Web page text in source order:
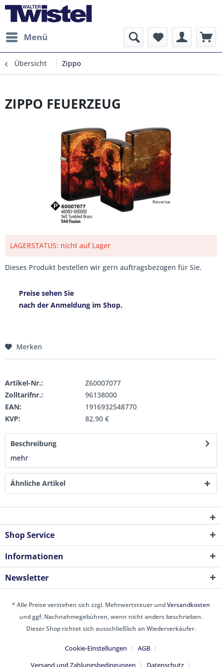
Menü
Übersicht Zippo
ZIPPO FEUERZEUG
LAGERSTATUS: nicht auf Lager
Dieses Produkt bestellen wir gern auftragsbezogen für Sie.
Preise sehen Sie
nach der Anmeldung im Shop.
Merken
Artikel-Nr.:
Z60007077
Zolltarifnr.:
96138000
EAN:
1916932548770
KVP:
82,90 €
Beschreibung
mehr
Ähnliche Artikel
Shop Service
Informationen
Newsletter
* Alle Preise verstehen sich zzgl. Mehrwertsteuer undVersandkosten
und ggf. Nachnahmegebühren, wenn nicht anders beschrieben.
Dieser Shop richtet sich ausschließlich an Wiederverkäufer.
Cookie-Einstellungen
AGB
Versand und Zahlungsbedingungen
Datenschutz